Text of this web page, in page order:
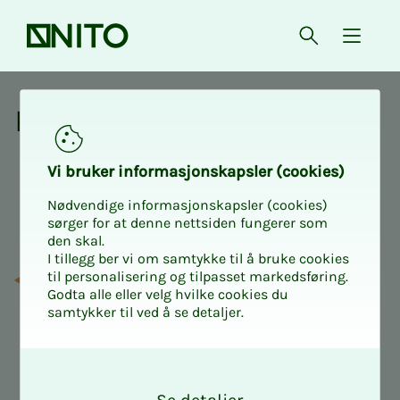
Forsiden Åpne søk
{
Kurs og aktiviteter fra NITO
Kurs og ak­­­ti­vi­­­te­­­ter
Vi bru­­ker in­­for­­ma­­sjons­­kaps­­­ler (cookies)
Nødvendige informasjonskapsler (cookies)
sørger for at denne nettsiden fungerer som
den skal.
I tillegg ber vi om samtykke til å bruke cookies
til personalisering og tilpasset markedsføring.
Godta alle eller velg hvilke cookies du
samtykker til ved å se detaljer.